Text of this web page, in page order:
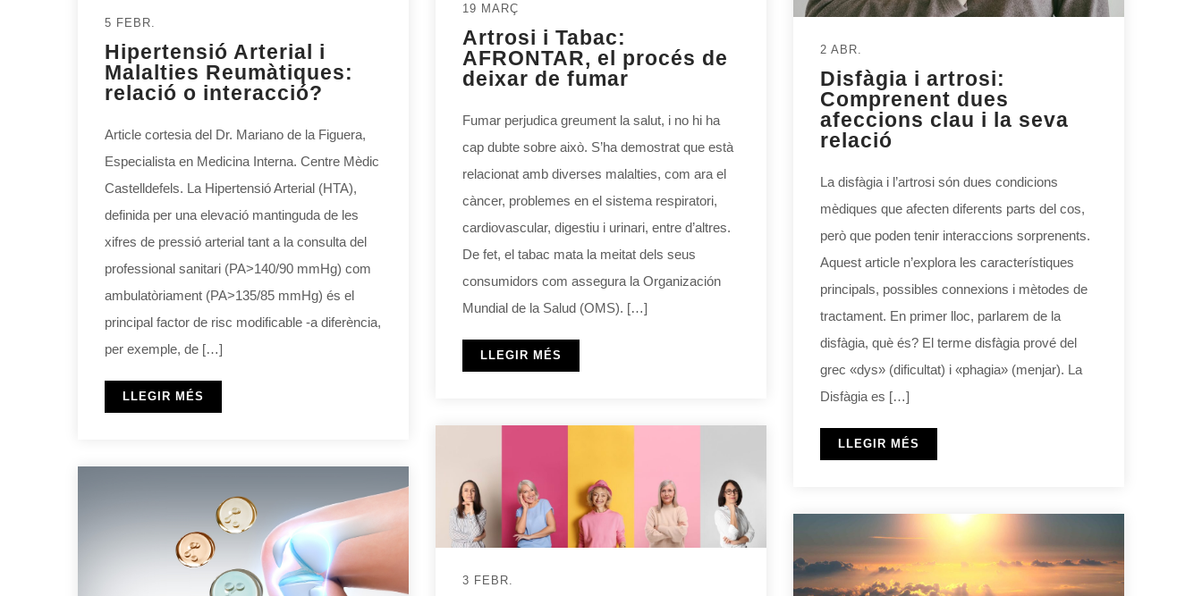
2 ABR.
Disfàgia i artrosi:
Comprenent dues
afeccions clau i la seva
relació
La disfàgia i l’artrosi són dues condicions
mèdiques que afecten diferents parts del cos,
però que poden tenir interaccions sorprenents.
Aquest article n’explora les característiques
principals, possibles connexions i mètodes de
tractament. En primer lloc, parlarem de la
disfàgia, què és? El terme disfàgia prové del
grec «dys» (dificultat) i «phagia» (menjar). La
Disfàgia es […]
LLEGIR MÉS
19 MARÇ
Artrosi i Tabac:
AFRONTAR, el procés de
deixar de fumar
Fumar perjudica greument la salut, i no hi ha
cap dubte sobre això. S’ha demostrat que està
relacionat amb diverses malalties, com ara el
càncer, problemes en el sistema respiratori,
cardiovascular, digestiu i urinari, entre d’altres.
De fet, el tabac mata la meitat dels seus
consumidors com assegura la Organización
Mundial de la Salud (OMS). […]
LLEGIR MÉS
5 FEBR.
Hipertensió Arterial i
Malalties Reumàtiques:
relació o interacció?
Article cortesia del Dr. Mariano de la Figuera,
Especialista en Medicina Interna. Centre Mèdic
Castelldefels. La Hipertensió Arterial (HTA),
definida per una elevació mantinguda de les
xifres de pressió arterial tant a la consulta del
professional sanitari (PA>140/90 mmHg) com
ambulatòriament (PA>135/85 mmHg) és el
principal factor de risc modificable -a diferència,
per exemple, de […]
LLEGIR MÉS
3 FEBR.